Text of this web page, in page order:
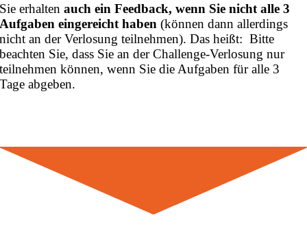
Sie erhaltenauch ein Feedback, wenn Sie nicht alle 3
Aufgaben eingereicht haben (können dann allerdings
nicht an der Verlosung teilnehmen). Das heißt: Bitte
beachten Sie, dass Sie an der Challenge-Verlosung nur
teilnehmen können, wenn Sie die Aufgaben für alle 3
Tage abgeben.